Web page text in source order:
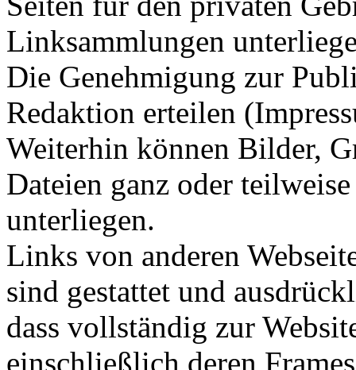
Linksammlungen
Die Genehmigung zur
Redaktion erteilen
Weiterhin können Bilder,
Dateien ganz oder
unterliegen.
Links von anderen
sind gestattet und
dass vollständig zur
einschließlich deren